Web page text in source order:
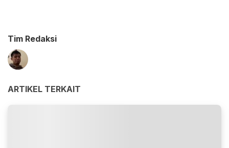
Tim Redaksi
ARTIKEL TERKAIT